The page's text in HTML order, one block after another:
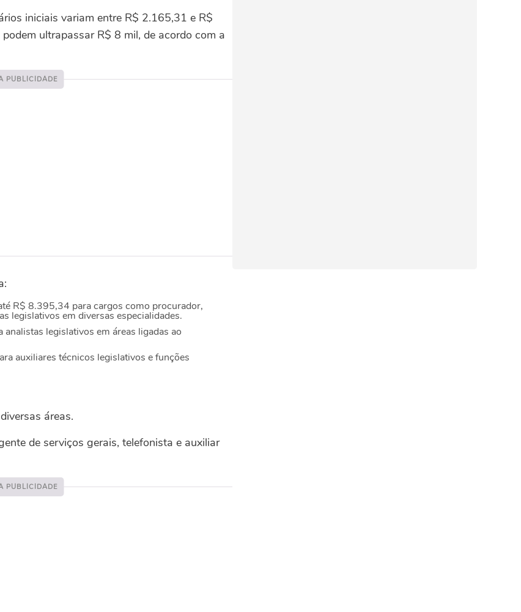
iniciais variam entre R$ 2.165,31 e R$
ultrapassar R$ 8 mil, de acordo com a
R$ 8.395,34 para cargos como procurador,
legislativos em diversas especialidades.
legislativos em áreas ligadas ao
auxiliares técnicos legislativos e funções
áreas.
de serviços gerais, telefonista e auxiliar